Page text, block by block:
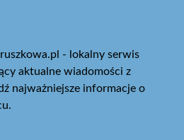
- lokalny serwis
aktualne wiadomości z
najważniejsze informacje o